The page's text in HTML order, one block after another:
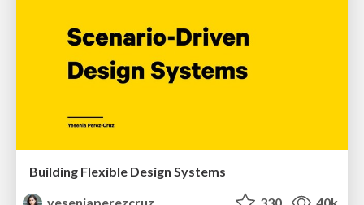
Building Flexible Design Systems